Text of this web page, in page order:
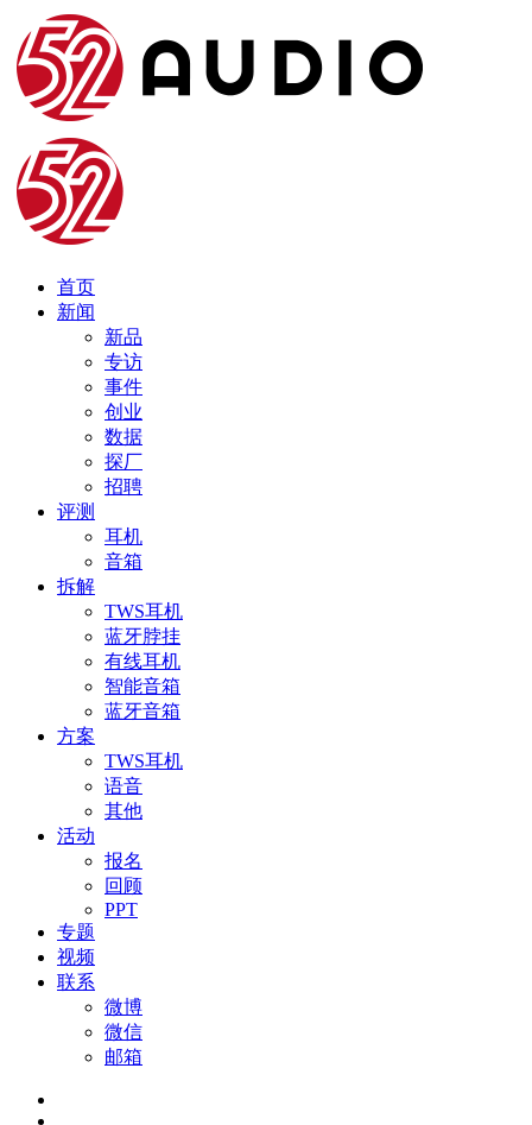
首页
新闻
新品
专访
事件
创业
数据
探厂
招聘
评测
耳机
音箱
拆解
TWS耳机
蓝牙脖挂
有线耳机
智能音箱
蓝牙音箱
方案
TWS耳机
语音
其他
活动
报名
回顾
PPT
专题
视频
联系
微博
微信
邮箱